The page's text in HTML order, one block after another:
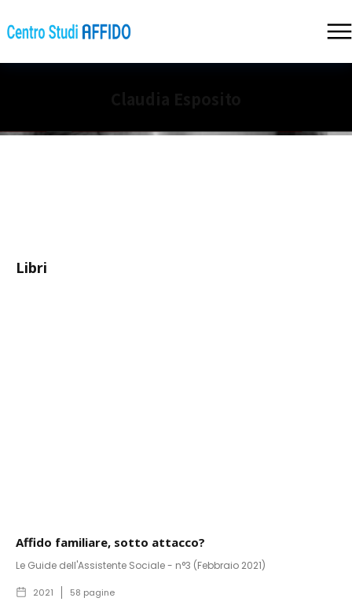
Libri
Affido familiare, sotto attacco?
Le Guide dell'Assistente Sociale - n°3 (Febbraio 2021)
2021 58 pagine